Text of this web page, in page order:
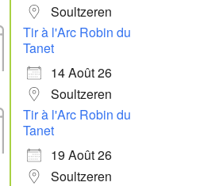
Soultzeren
Tir à l'Arc Robin du
Tanet
14 Août 26
Soultzeren
Tir à l'Arc Robin du
Tanet
19 Août 26
Soultzeren